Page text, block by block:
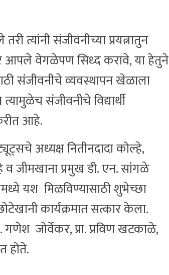
त्यांनी संजीवनीच्या प्रयत्नातुन
आपले वेगळेपण सिध्द करावे, या हेतुने
संजीवनीचे व्यवस्थापन खेळाला
संजीवनीचे विद्यार्थी
आहे.
अध्यक्ष नितीनदादा कोल्हे,
व जीमखाना प्रमुख डी. एन. सांगळे
यश मिळविण्यासाठी शुभेच्छा
कार्यक्रमात सत्कार केला.
गणेश जोर्वेकर, प्रा. प्रविण खटकाळे,
होते.